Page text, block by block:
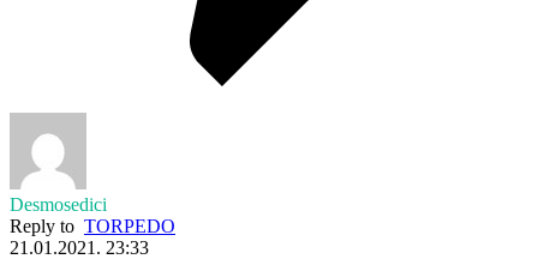
Desmosedici
Reply to TORPEDO
21.01.2021. 23:33